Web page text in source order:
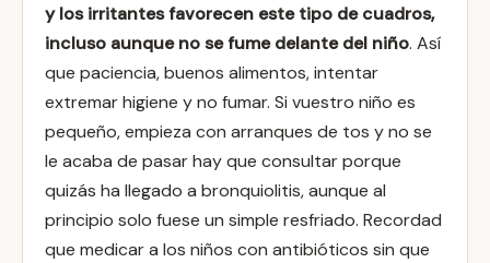
y los irritantes favorecen este tipo de cuadros,
incluso aunque no se fume delante del niño. Así
que paciencia, buenos alimentos, intentar
extremar higiene y no fumar. Si vuestro niño es
pequeño, empieza con arranques de tos y no se
le acaba de pasar hay que consultar porque
quizás ha llegado a bronquiolitis, aunque al
principio solo fuese un simple resfriado. Recordad
que medicar a los niños con antibióticos sin que